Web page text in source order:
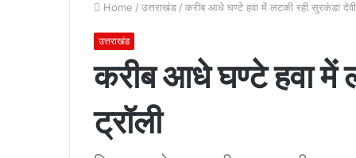
Home / उत्तराखंड / करीब आधे घण्टे हवा में लटकी रही सुरकंडा देवी
उत्तराखंड
करीब आधे घण्टे हवा में
ट्रॉली